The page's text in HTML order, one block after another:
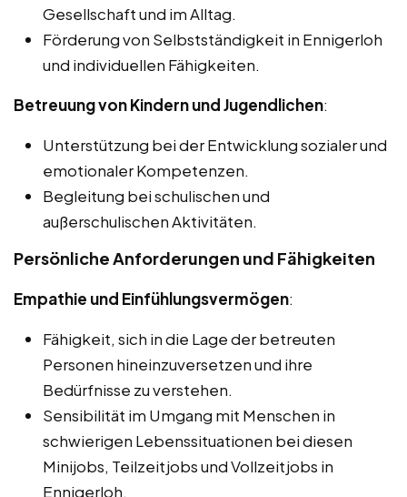
Gesellschaft und im Alltag.
Förderung von Selbstständigkeit in Ennigerloh
und individuellen Fähigkeiten.
Betreuung von Kindern und Jugendlichen:
Unterstützung bei der Entwicklung sozialer und
emotionaler Kompetenzen.
Begleitung bei schulischen und
außerschulischen Aktivitäten.
Persönliche Anforderungen und Fähigkeiten
Empathie und Einfühlungsvermögen:
Fähigkeit, sich in die Lage der betreuten
Personen hineinzuversetzen und ihre
Bedürfnisse zu verstehen.
Sensibilität im Umgang mit Menschen in
schwierigen Lebenssituationen bei diesen
Minijobs, Teilzeitjobs und Vollzeitjobs in
Ennigerloh.